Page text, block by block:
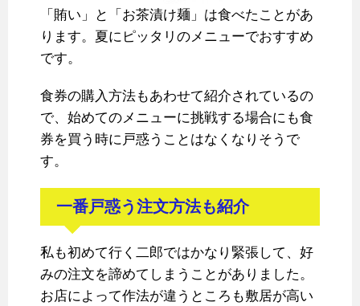
「賄い」と「お茶漬け麺」は食べたことがあ
ります。夏にピッタリのメニューでおすすめ
です。
食券の購入方法もあわせて紹介されているの
で、始めてのメニューに挑戦する場合にも食
券を買う時に戸惑うことはなくなりそうで
す。
一番戸惑う注文方法も紹介
私も初めて行く二郎ではかなり緊張して、好
みの注文を諦めてしまうことがありました。
お店によって作法が違うところも敷居が高い